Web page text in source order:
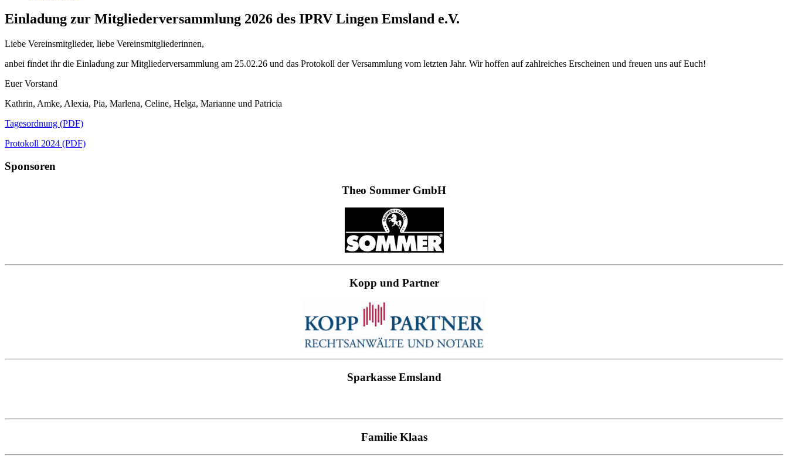
Einladung zur Mitgliederversammlung 2026 des IPRV Lingen Emsland e.V.
Liebe Vereinsmitglieder, liebe Vereinsmitgliederinnen,
anbei findet ihr die Einladung zur Mitgliederversammlung am 25.02.26 und das Protokoll der Versammlung vom letzten Jahr. Wir hoffen auf zahlreiches Erscheinen und freuen uns auf Euch!
Euer Vorstand
Kathrin, Amke, Alexia, Pia, Marlena, Celine, Helga, Marianne und Patricia
Tagesordnung (PDF)
Protokoll 2024 (PDF)
Sponsoren
Theo Sommer GmbH
Kopp und Partner
Sparkasse Emsland
Familie Klaas